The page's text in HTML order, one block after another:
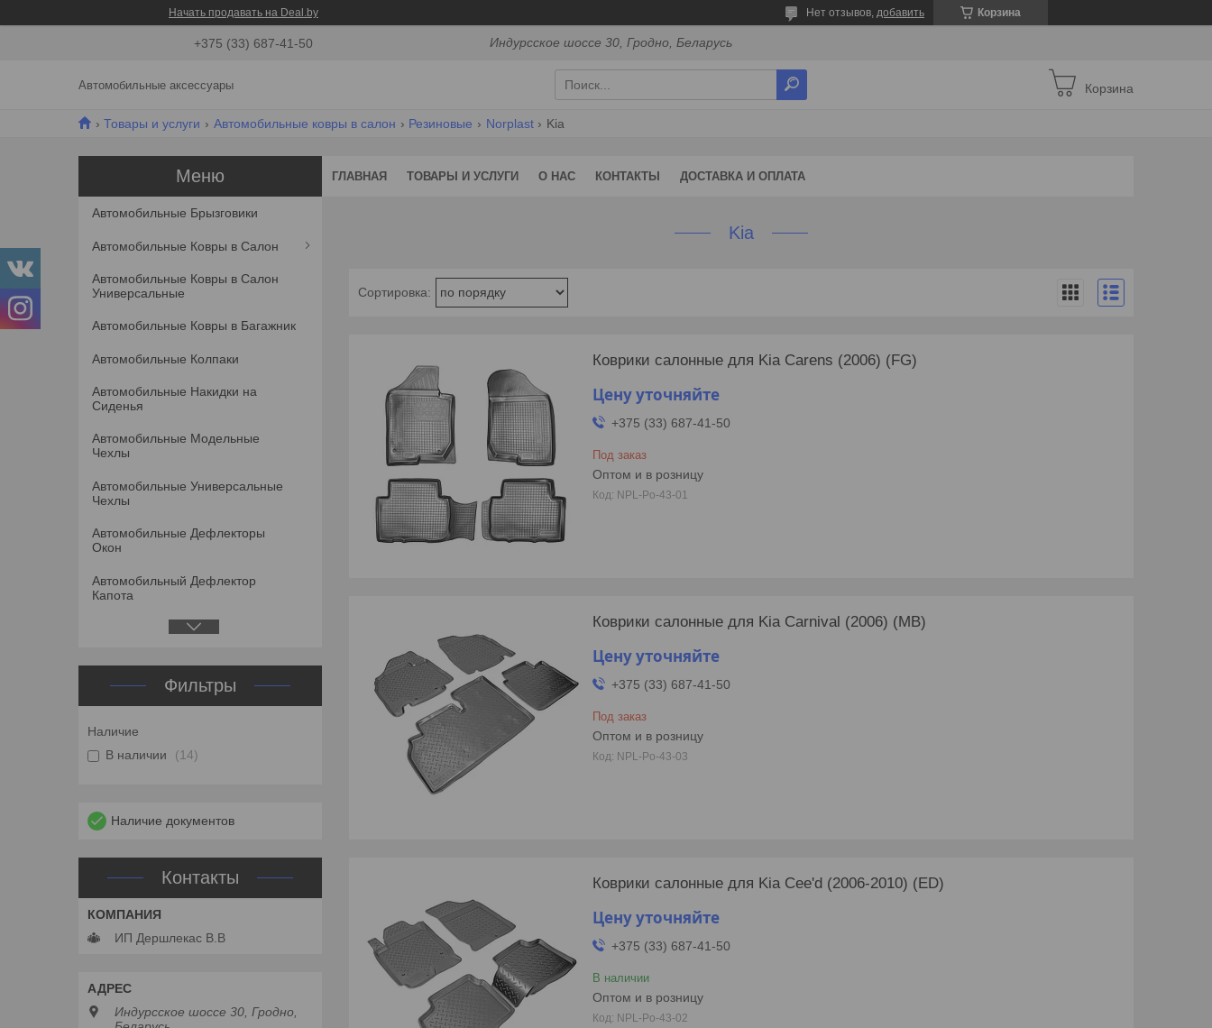
Начать продавать на Deal.by Корзина
Нет отзывов, добавить
+375 (33) 687-41-50 Индурсское шоссе 30, Гродно, Беларусь
Автомобильные аксессуары Корзина
Товары и услуги Автомобильные ковры в салон Резиновые Norplast Kia
ГЛАВНАЯ ТОВАРЫ И УСЛУГИ О НАС КОНТАКТЫ ДОСТАВКА И ОПЛАТА
Kia
Коврики салонные для Kia Carens (2006) (FG)
Цену уточняйте
+375 (33) 687-41-50
Под заказ
Оптом и в розницу
NPL-Po-43-01
Коврики салонные для Kia Carnival (2006) (MB)
Цену уточняйте
+375 (33) 687-41-50
Под заказ
Оптом и в розницу
NPL-Po-43-03
Коврики салонные для Kia Cee'd (2006-2010) (ED)
Цену уточняйте
+375 (33) 687-41-50
В наличии
Оптом и в розницу
NPL-Po-43-02
Автомобильные Брызговики
Автомобильные Ковры в Салон
Автомобильные Ковры в Салон
Универсальные
Автомобильные Ковры в Багажник
Автомобильные Колпаки
Автомобильные Накидки на
Сиденья
Автомобильные Модельные
Чехлы
Автомобильные Универсальные
Чехлы
Автомобильные Дефлекторы
Окон
Автомобильный Дефлектор
Капота
Фильтры
Наличие
В наличии
14
Наличие документов
Контакты
ИП Дершлекас В.В
Индурсское шоссе 30, Гродно,